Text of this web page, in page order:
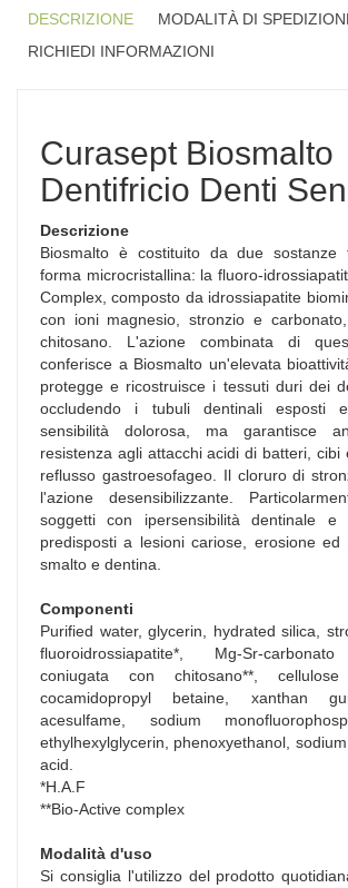
DESCRIZIONE
MODALITÀ DI
RICHIEDI INFORMAZIONI
Curasept Biosmalto
Dentifricio Denti
Descrizione
Biosmalto è costituito da due sostanze
forma microcristallina: la fluoro-
Complex, composto da idrossiapatite
con ioni magnesio, stronzio e
chitosano. L'azione combinata di
conferisce a Biosmalto un'elevata
protegge e ricostruisce i tessuti duri dei
occludendo i tubuli dentinali esposti
sensibilità dolorosa, ma garantisce
resistenza agli attacchi acidi di batteri, cibi
reflusso gastroesofageo. Il cloruro di
l'azione desensibilizzante.
soggetti con ipersensibilità dentinale e
predisposti a lesioni cariose, erosione ed
smalto e dentina.
Componenti
Purified water, glycerin, hydrated silica,
fluoroidrossiapatite*, Mg-Sr-
coniugata con chitosano**,
cocamidopropyl betaine, xanthan
acesulfame, sodium
ethylhexylglycerin, phenoxyethanol,
acid.
*H.A.F
**Bio-Active complex
Modalità d'uso
Si consiglia l'utilizzo del prodotto